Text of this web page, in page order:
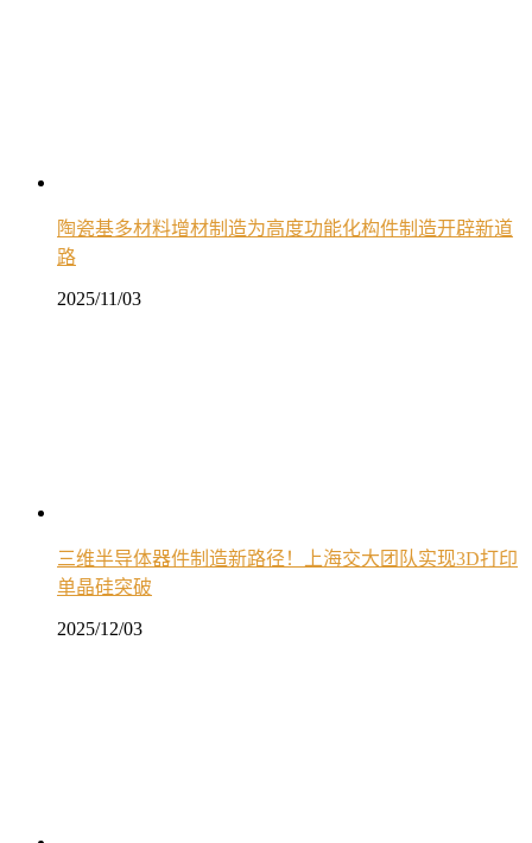
陶瓷基多材料增材制造为高度功能化构件制造开辟新道
路
2025/11/03
三维半导体器件制造新路径！上海交大团队实现3D打印
单晶硅突破
2025/12/03